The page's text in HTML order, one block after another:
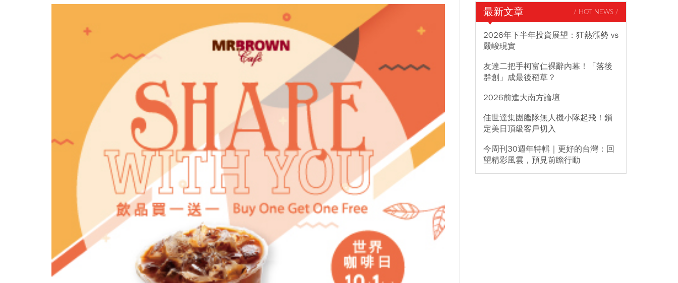
最新文章 / HOT NEWS /
2026年下半年投資展望：狂熱漲勢 vs
嚴峻現實
友達二把手柯富仁裸辭內幕！「落後
群創」成最後稻草？
2026前進大南方論壇
佳世達集團艦隊無人機小隊起飛！鎖
定美日頂級客戶切入
今周刊30週年特輯｜更好的台灣：回
望精彩風雲，預見前瞻行動